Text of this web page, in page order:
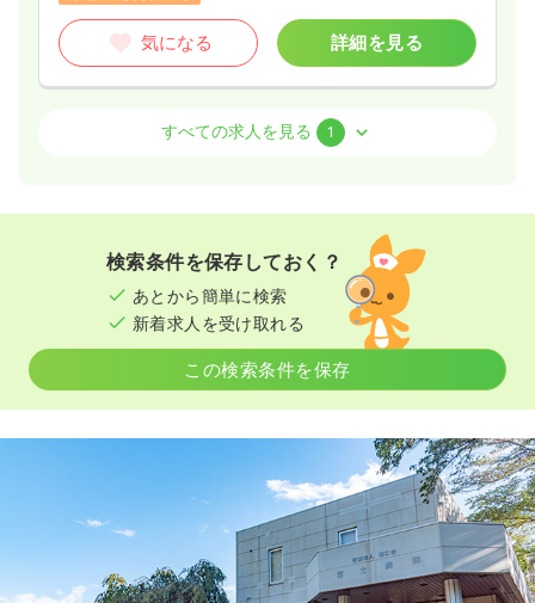
気になる 詳細を見る
正看護師
8:30～17:30（休憩60分）
ブランク可
月給36万円以上可
気になる 詳細を見る
すべての求人を見る 1
検索条件を保存しておく？
あとから簡単に検索
新着求人を受け取れる
この検索条件を保存